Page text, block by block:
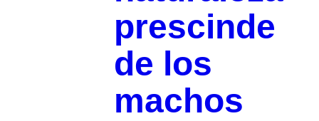
prescinde
de los
machos